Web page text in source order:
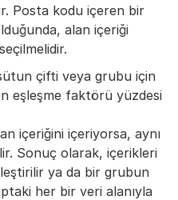
Posta kodu içeren bir
alan içeriği
çifti veya grubu için
eşleşme faktörü yüzdesi
içeriğini içeriyorsa, aynı
Sonuç olarak, içerikleri
ya da bir grubun
her bir veri alanıyla